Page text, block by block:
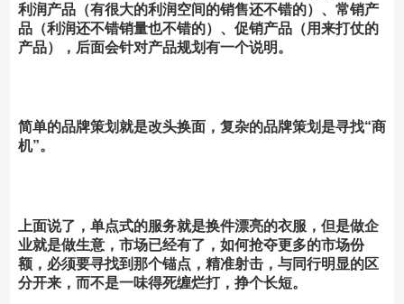
利润产品（有很大的利润空间的销售还不错的）、常销产
品（利润还不错销量也不错的）、促销产品（用来打仗的
产品），后面会针对产品规划有一个说明。
简单的品牌策划就是改头换面，复杂的品牌策划是寻找“商
机”。
上面说了，单点式的服务就是换件漂亮的衣服，但是做企
业就是做生意，市场已经有了，如何抢夺更多的市场份
额，必须要寻找到那个锚点，精准射击，与同行明显的区
分开来，而不是一味得死缠烂打，挣个长短。